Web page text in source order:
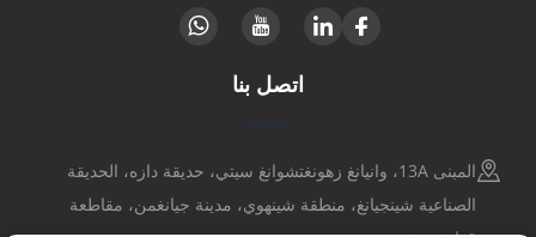
اتصل بنا
المبنى 13A، وانيانغ زهونغتشوانغ سيتي، حديقة دازه، الحديقة
الصناعية شينجيانغ، منطقة شينهوي، مدينة جيانغمن، مقاطعة